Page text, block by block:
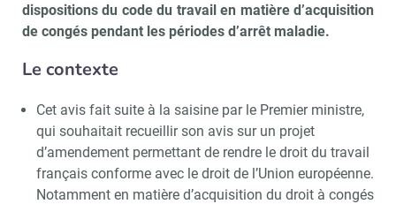
dispositions du code du travail en matière d’acquisition
de congés pendant les périodes d’arrêt maladie.
Le contexte
Cet avis fait suite à la saisine par le Premier ministre,
qui souhaitait recueillir son avis sur un projet
d’amendement permettant de rendre le droit du travail
français conforme avec le droit de l’Union européenne.
Notamment en matière d’acquisition du droit à congés